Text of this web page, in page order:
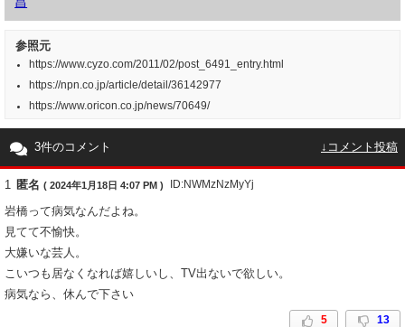
参照元
https://www.cyzo.com/2011/02/post_6491_entry.html
https://npn.co.jp/article/detail/36142977
https://www.oricon.co.jp/news/70649/
3件のコメント ↓コメント投稿
1 匿名 ( 2024年1月18日 4:07 PM ) ID:NWMzNzMyYj
岩橋って病気なんだよね。
見てて不愉快。
大嫌いな芸人。
こいつも居なくなれば嬉しいし、TV出ないで欲しい。
病気なら、休んで下さい
5 13